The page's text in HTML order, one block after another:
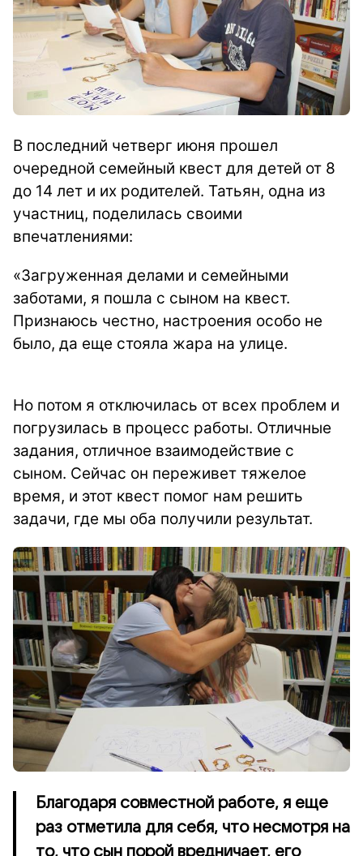
В последний четверг июня прошел
очередной семейный квест для детей от 8
до 14 лет и их родителей. Татьян, одна из
участниц, поделилась своими
впечатлениями:
«Загруженная делами и семейными
заботами, я пошла с сыном на квест.
Признаюсь честно, настроения особо не
было, да еще стояла жара на улице.
Но потом я отключилась от всех проблем и
погрузилась в процесс работы. Отличные
задания, отличное взаимодействие с
сыном. Сейчас он переживет тяжелое
время, и этот квест помог нам решить
задачи, где мы оба получили результат.
Благодаря совместной работе, я еще
раз отметила для себя, что несмотря на
то, что сын порой вредничает, его